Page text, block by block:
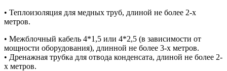
• Теплоизоляция для медных труб, длиной не более 2-х
метров.
• Межблочный кабель 4*1,5 или 4*2,5 (в зависимости от
мощности оборудования), длинной не более 3-х метров.
• Дренажная трубка для отвода конденсата, длиной не более 2-
х метров.